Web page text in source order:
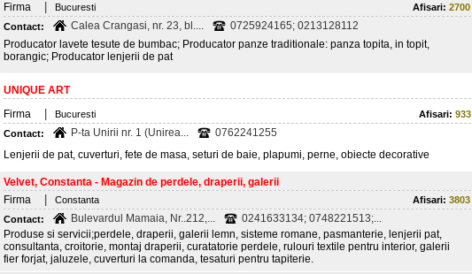
Firma
Bucuresti Afisari: 2700
Contact:
Calea Crangasi, nr. 23, bl....
0725924165; 0213128112
Producator lavete tesute de bumbac; Producator panze traditionale: panza topita, in topit,
borangic; Producator lenjerii de pat
UNIQUE ART
Firma
Bucuresti Afisari: 933
Contact:
P-ta Unirii nr. 1 (Unirea...
0762241255
Lenjerii de pat, cuverturi, fete de masa, seturi de baie, plapumi, perne, obiecte decorative
Velvet, Constanta - Magazin de perdele, draperii, galerii
Firma
Constanta Afisari: 3803
Contact:
Bulevardul Mamaia, Nr..212,...
0241633134; 0748221513;...
Produse si servicii;perdele, draperii, galerii lemn, sisteme romane, pasmanterie, lenjerii pat,
consultanta, croitorie, montaj draperii, curatatorie perdele, rulouri textile pentru interior, galerii
fier forjat, jaluzele, cuverturi la comanda, tesaturi pentru tapiterie.